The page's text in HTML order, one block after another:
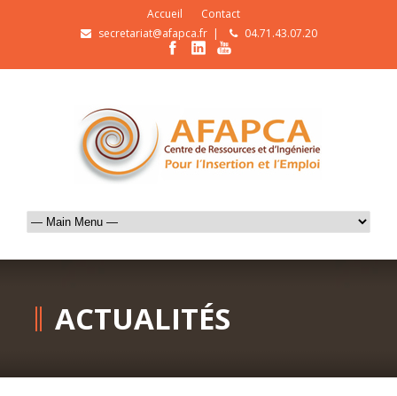
Accueil
Contact
secretariat@afapca.fr| 04.71.43.07.20
ACTUALITÉS